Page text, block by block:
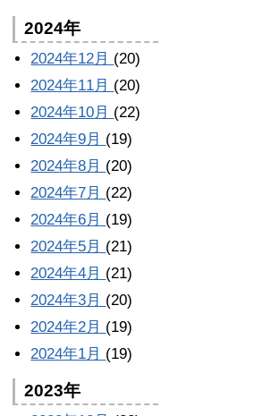
2024年
2024年12月 (20)
2024年11月 (20)
2024年10月 (22)
2024年9月 (19)
2024年8月 (20)
2024年7月 (22)
2024年6月 (19)
2024年5月 (21)
2024年4月 (21)
2024年3月 (20)
2024年2月 (19)
2024年1月 (19)
2023年